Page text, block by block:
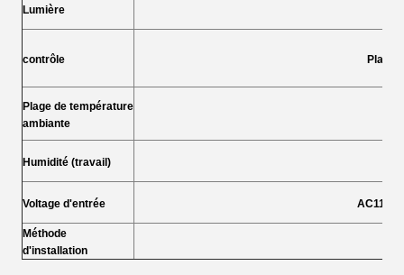
Lumière
contrôle
Plage de température
ambiante
Humidité (travail)
Voltage d'entrée AC110-
Méthode
d'installation